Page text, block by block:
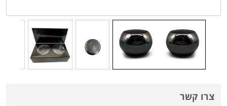
צרו קשר